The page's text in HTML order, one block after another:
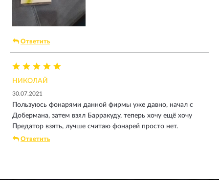
Ответить
НИКОЛАЙ
30.07.2021
Пользуюсь фонарями данной фирмы уже давно, начал с
Добермана, затем взял Барракуду, теперь хочу ещё хочу
Предатор взять, лучше считаю фонарей просто нет.
Ответить